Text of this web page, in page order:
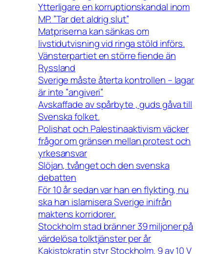
Ytterligare en korruptionskandal inom
MP. ”Tar det aldrig slut”
Matpriserna kan sänkas om
livstidutvisning vid ringa stöld införs.
Vänsterpartiet en större fiende än
Ryssland
Sverige måste återta kontrollen – lagar
är inte ”angiveri”
Avskaffade av spårbyte , guds gåva till
Svenska folket.
Polishat och Palestinaaktivism väcker
frågor om gränsen mellan protest och
yrkesansvar
Slöjan, tvånget och den svenska
debatten
För 10 år sedan var han en flykting, nu
ska han islamisera Sverige inifrån
maktens korridorer.
Stockholm stad bränner 39 miljoner på
värdelösa tolktjänster per år
Kakistokratin styr Stockholm. 9 av 10 V